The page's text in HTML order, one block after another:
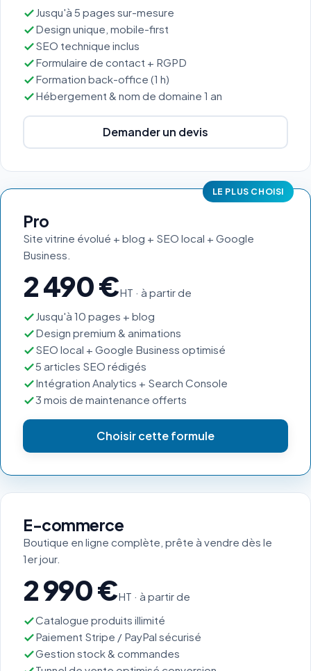
Jusqu'à 5 pages sur-mesure
Design unique, mobile-first
SEO technique inclus
Formulaire de contact + RGPD
Formation back-office (1 h)
Hébergement & nom de domaine 1 an
Demander un devis
LE PLUS CHOISI
Pro
Site vitrine évolué + blog + SEO local + Google
Business.
2 490 €HT · à partir de
Jusqu'à 10 pages + blog
Design premium & animations
SEO local + Google Business optimisé
5 articles SEO rédigés
Intégration Analytics + Search Console
3 mois de maintenance offerts
Choisir cette formule
E-commerce
Boutique en ligne complète, prête à vendre dès le
1er jour.
2 990 €HT · à partir de
Catalogue produits illimité
Paiement Stripe / PayPal sécurisé
Gestion stock & commandes